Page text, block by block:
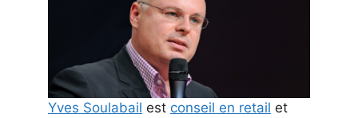
Yves Soulabail est conseil en retail et